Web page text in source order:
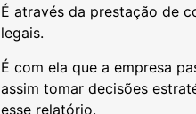
É através da prestação de
legais.
É com ela que a empresa
assim tomar decisões
esse relatório.